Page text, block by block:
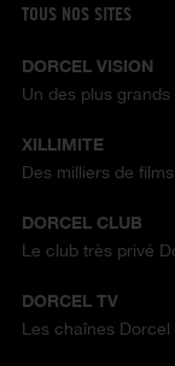
TOUS NOS SITES
DORCEL VISION
Un des plus
XILLIMITE
Des milliers de
DORCEL CLUB
Le club très privé
DORCEL TV
Les chaînes